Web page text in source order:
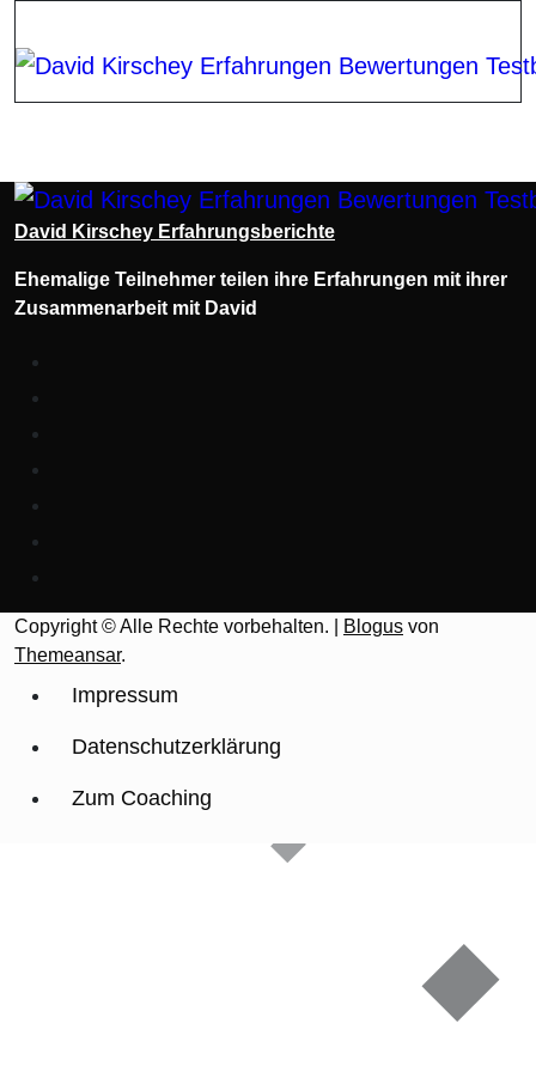
springen
David Kirschey Erfahrungsberichte
Ehemalige Teilnehmer teilen ihre Erfahrungen mit ihrer
Zusammenarbeit mit David
Copyright © Alle Rechte vorbehalten. Blogus von
Themeansar.
Impressum
Datenschutzerklärung
Zum Coaching